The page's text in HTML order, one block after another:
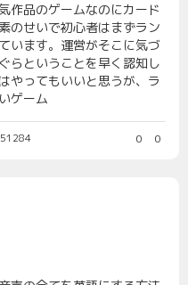
作品のゲームなのにカード
のせいで初心者はまずラン
います。運営がそこに気づ
らということを早く認知し
やってもいいと思うが、ラ
ゲーム
0 0